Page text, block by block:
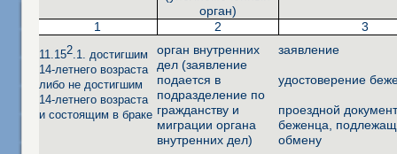
орган)
1 2 3
11.152.1. достигшим
14-летнего возраста
либо не достигшим
14-летнего возраста
и состоящим в браке
орган внутренних
дел (заявление
подается в
подразделение по
гражданству и
миграции органа
внутренних дел)
заявление
удостоверение
проездной
беженца,
обмену